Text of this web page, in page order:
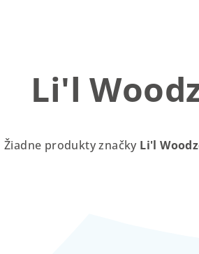
Li'l
Žiadne produkty značky Li'l